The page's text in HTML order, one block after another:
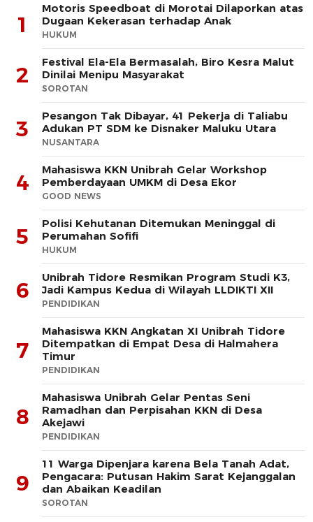
1
Motoris Speedboat di Morotai Dilaporkan atas
Dugaan Kekerasan terhadap Anak
HUKUM
2
Festival Ela-Ela Bermasalah, Biro Kesra Malut
Dinilai Menipu Masyarakat
SOROTAN
3
Pesangon Tak Dibayar, 41 Pekerja di Taliabu
Adukan PT SDM ke Disnaker Maluku Utara
NUSANTARA
4
Mahasiswa KKN Unibrah Gelar Workshop
Pemberdayaan UMKM di Desa Ekor
GOOD NEWS
5
Polisi Kehutanan Ditemukan Meninggal di
Perumahan Sofifi
HUKUM
6
Unibrah Tidore Resmikan Program Studi K3,
Jadi Kampus Kedua di Wilayah LLDIKTI XII
PENDIDIKAN
7
Mahasiswa KKN Angkatan XI Unibrah Tidore
Ditempatkan di Empat Desa di Halmahera
Timur
PENDIDIKAN
8
Mahasiswa Unibrah Gelar Pentas Seni
Ramadhan dan Perpisahan KKN di Desa
Akejawi
PENDIDIKAN
9
11 Warga Dipenjara karena Bela Tanah Adat,
Pengacara: Putusan Hakim Sarat Kejanggalan
dan Abaikan Keadilan
SOROTAN